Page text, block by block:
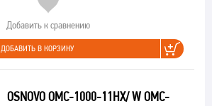
Добавить к сравнению
ДОБАВИТЬ В КОРЗИНУ
OSNOVO OMC-1000-11HX/ W OMC-